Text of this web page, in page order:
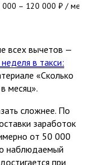
000 – 120 000 ₽ /
всех вычетов —
в такси:
«Сколько
месяц».
сложнее. По
заработок
от 50 000
наблюдаемый
при